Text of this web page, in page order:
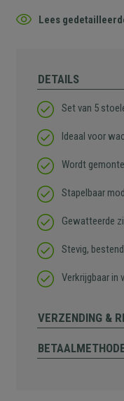
Lees
DETAILS
Set van 5
Ideaal voor
Wordt
Stapelbaar
Gewatteerde
Stevig,
Verkrijgbaar in
VERZENDING &